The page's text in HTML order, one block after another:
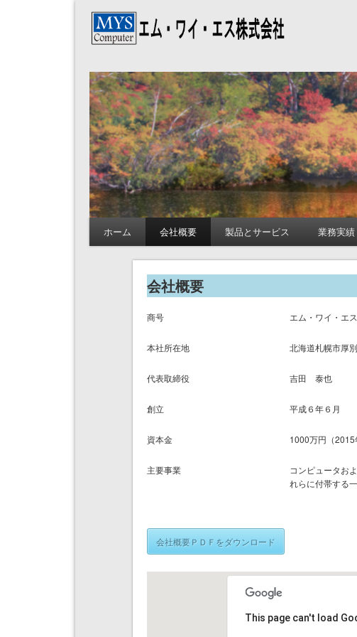
エム・ワイ・エス株式会社
ホーム 会社概要 製品とサービス 業務実績
会社概要
商号
本社所在地
代表取締役
創立
資本金
主要事業
エム・ワイ・エ
北海道札幌市厚
吉田 泰也
平成６年６月
1000万円（2015
コンピュータお
れらに付帯する
会社概要ＰＤＦをダウンロード
This page can't load